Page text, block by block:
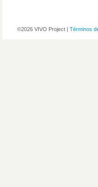
©2026 VIVO Project | Términos